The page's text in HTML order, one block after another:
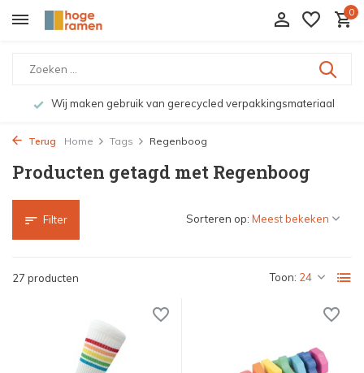
0
Wij maken gebruik van gerecycled verpakkingsmateriaal
Terug Home Tags Regenboog
Producten getagd met Regenboog
Filter
27 producten Toon:
Sorteren op: